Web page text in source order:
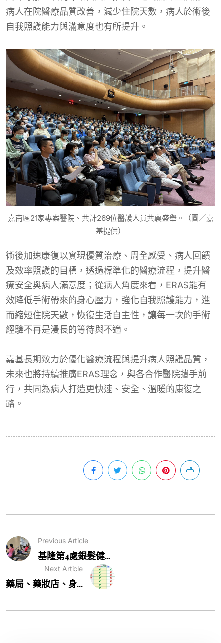
病人在院醫療品質改善，減少住院天數，病人於術後
自我照護能力與滿意度也有所提升。
嘉南區21家專案醫院、共計269位醫護人員共襄盛舉。（圖／嘉
基提供）
術後加速康復以實現優質治療、周全感受、病人回饋
及效率照護的目標，透過標準化的醫療流程，提升醫
療安全與病人滿意度；從病人角度來看，ERAS能有
效降低手術帶來的身心壓力，強化自我照護能力，進
而縮短住院天數，恢復生活自主性，讓每一次的手術
經驗不再是漫長的等待與不適。
嘉基長期致力於優化醫療流程與提升病人照護品質，
未來也將持續推廣ERAS理念，與各合作醫院攜手前
行，共同為病人打造更快速、安全、溫暖的康復之
路。
Previous Article
基隆第4處銀髮健...
Next Article
藥局、藥妝店、身...